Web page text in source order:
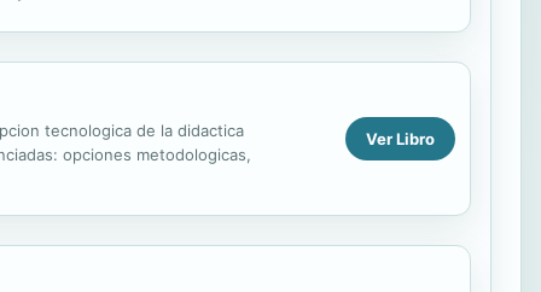
tecnologica de la didactica
opciones metodologicas,
Ver Libro